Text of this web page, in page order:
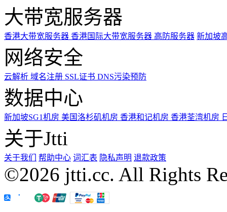
大带宽服务器
香港大带宽服务器 香港国际大带宽服务器 高防服务器 新加坡
网络安全
云解析 域名注册 SSL证书 DNS污染预防
数据中心
新加坡SG1机房 美国洛杉矶机房 香港和记机房 香港荃湾机房
关于Jtti
关于我们 帮助中心 词汇表 隐私声明 退款政策
©2026 jtti.cc. All Rights